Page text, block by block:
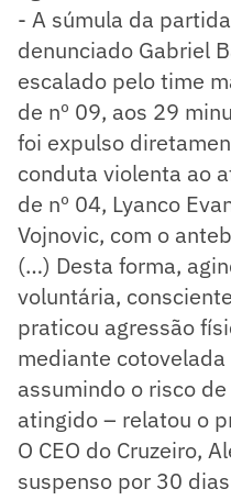
- A súmula da
denunciado Gabriel
escalado pelo time
de nº 09, aos 29
foi expulso
conduta violenta ao
de nº 04, Lyanco
Vojnovic, com o
(…) Desta forma,
voluntária,
praticou agressão
mediante
assumindo o risco
atingido – relatou o
O CEO do Cruzeiro,
suspenso por 30